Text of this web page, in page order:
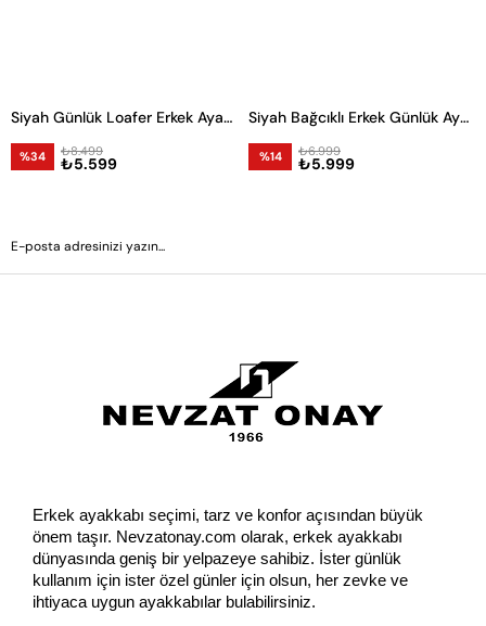
Siyah Günlük Loafer Erkek Ayakkabı -88521-
%34 ₺5.599
₺8.499
Siyah Bağcıklı Erkek Günlük Ayakkabı
%14 ₺5.999
₺6.999
Erkek ayakkabı seçimi, tarz ve konfor açısından büyük
önem taşır. Nevzatonay.com olarak, erkek ayakkabı
dünyasında geniş bir yelpazeye sahibiz. İster günlük
kullanım için ister özel günler için olsun, her zevke ve
ihtiyaca uygun ayakkabılar bulabilirsiniz.